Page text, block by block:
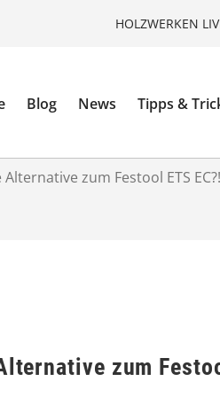
HOLZWERKEN
Blog News Tipps &
zum Festool ETS EC?!
zum